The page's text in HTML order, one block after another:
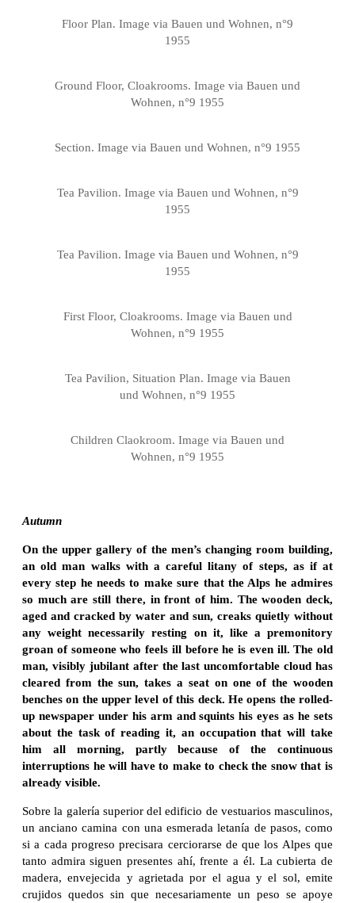
Floor Plan. Image via Bauen und Wohnen, n°9
1955
Ground Floor, Cloakrooms. Image via Bauen und
Wohnen, n°9 1955
Section. Image via Bauen und Wohnen, n°9 1955
Tea Pavilion. Image via Bauen und Wohnen, n°9
1955
Tea Pavilion. Image via Bauen und Wohnen, n°9
1955
First Floor, Cloakrooms. Image via Bauen und
Wohnen, n°9 1955
Tea Pavilion, Situation Plan. Image via Bauen
und Wohnen, n°9 1955
Children Claokroom. Image via Bauen und
Wohnen, n°9 1955
Autumn
On the upper gallery of the men’s changing room building,
an old man walks with a careful litany of steps, as if at
every step he needs to make sure that the Alps he admires
so much are still there, in front of him. The wooden deck,
aged and cracked by water and sun, creaks quietly without
any weight necessarily resting on it, like a premonitory
groan of someone who feels ill before he is even ill. The old
man, visibly jubilant after the last uncomfortable cloud has
cleared from the sun, takes a seat on one of the wooden
benches on the upper level of this deck. He opens the rolled-
up newspaper under his arm and squints his eyes as he sets
about the task of reading it, an occupation that will take
him all morning, partly because of the continuous
interruptions he will have to make to check the snow that is
already visible.
Sobre la galería superior del edificio de vestuarios masculinos,
un anciano camina con una esmerada letanía de pasos, como
si a cada progreso precisara cerciorarse de que los Alpes que
tanto admira siguen presentes ahí, frente a él. La cubierta de
madera, envejecida y agrietada por el agua y el sol, emite
crujidos quedos sin que necesariamente un peso se apoye